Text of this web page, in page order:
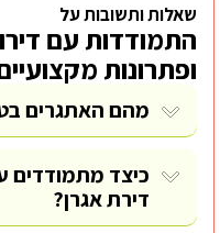
שאלות ותשובות על
התמודדות עם
ופתרונות
מהם האתגרים
כיצד מתמודדים
דירת אגרן?